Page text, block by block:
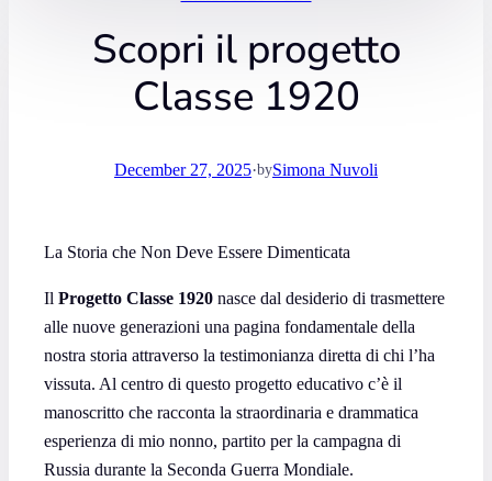
Scopri il progetto
Classe 1920
December 27, 2025·bySimona Nuvoli
La Storia che Non Deve Essere Dimenticata
Il Progetto Classe 1920 nasce dal desiderio di trasmettere
alle nuove generazioni una pagina fondamentale della
nostra storia attraverso la testimonianza diretta di chi l’ha
vissuta. Al centro di questo progetto educativo c’è il
manoscritto che racconta la straordinaria e drammatica
esperienza di mio nonno, partito per la campagna di
Russia durante la Seconda Guerra Mondiale.